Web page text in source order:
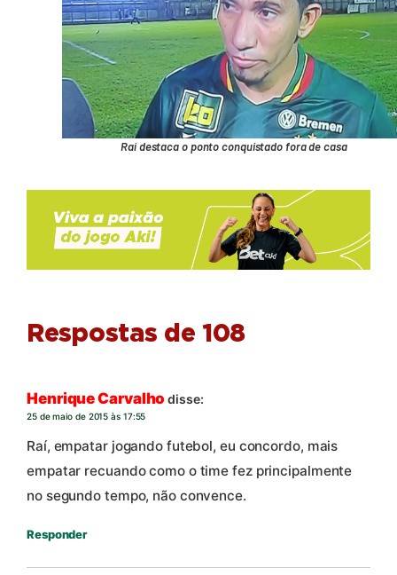
Raí destaca o ponto conquistado fora de casa
Respostas de 108
Henrique Carvalho disse:
25 de maio de 2015 às 17:55
Raí, empatar jogando futebol, eu concordo, mais
empatar recuando como o time fez principalmente
no segundo tempo, não convence.
Responder